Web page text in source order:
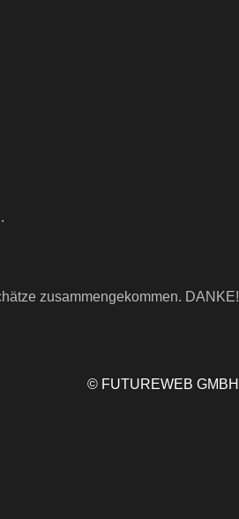
zusammengekommen. DANKE!
© FUTUREWEB GMBH